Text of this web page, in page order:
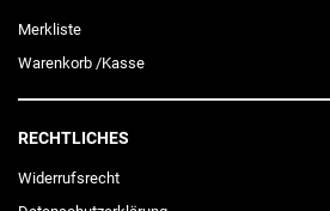
Merkliste
Warenkorb /Kasse
RECHTLICHES
Widerrufs­recht